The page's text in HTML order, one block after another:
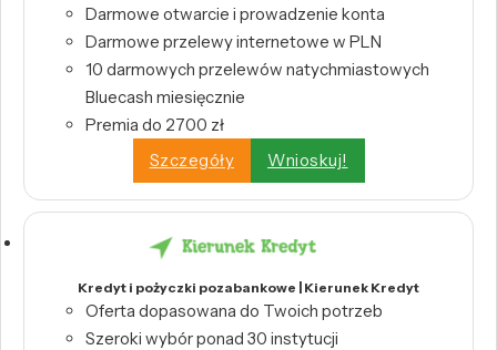
Darmowe otwarcie i prowadzenie konta
Darmowe przelewy internetowe w PLN
10 darmowych przelewów natychmiastowych
Bluecash miesięcznie
Premia do 2700 zł
Szczegóły
Wnioskuj!
Kredyt i pożyczki pozabankowe | Kierunek Kredyt
Oferta dopasowana do Twoich potrzeb
Szeroki wybór ponad 30 instytucji